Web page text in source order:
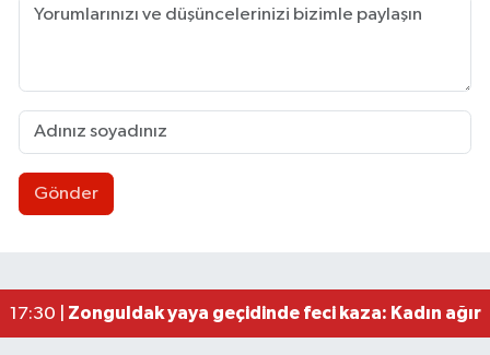
Gönder
21:53 |Zonguldakspor eski Başkanı Rıza Kerim
17:30 | Zonguldak yaya geçidinde feci kaza: Kadın ağır